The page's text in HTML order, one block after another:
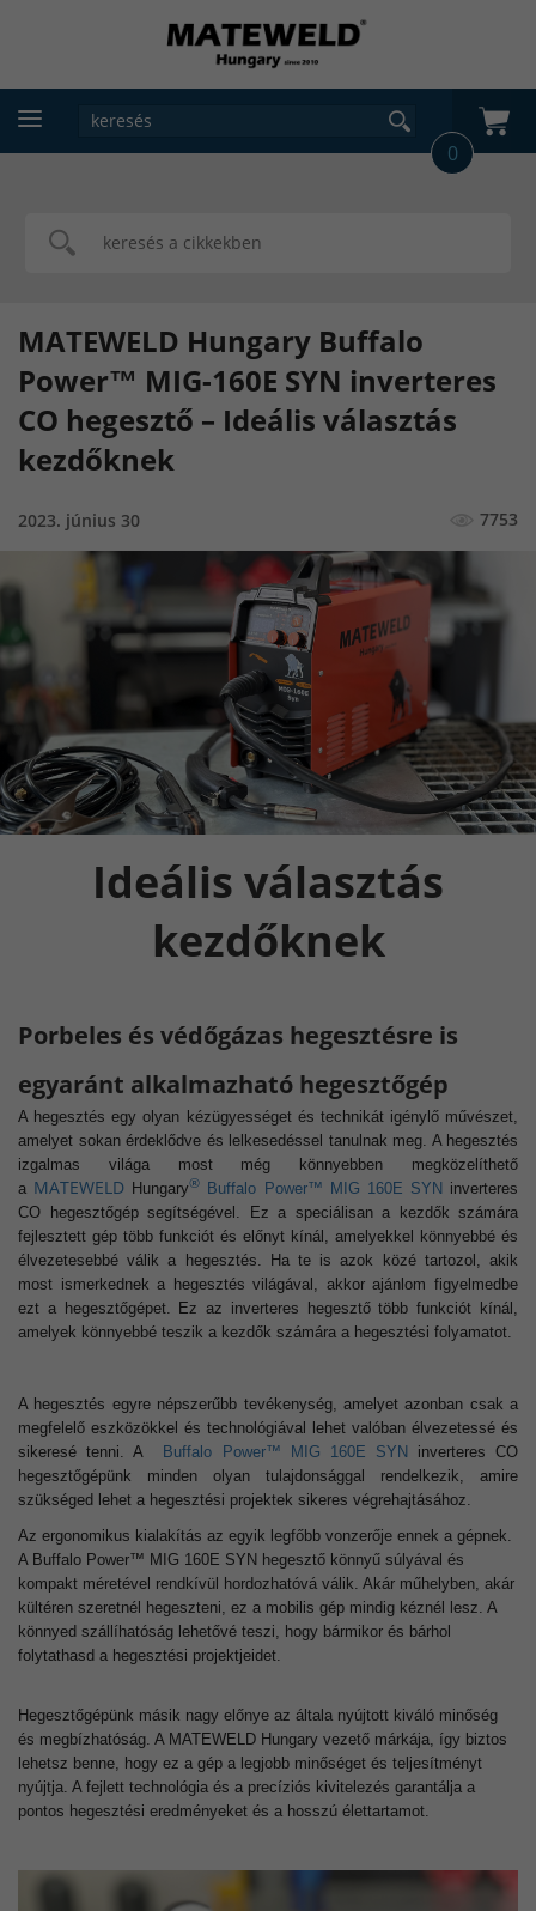
0
MATEWELD Hungary Buffalo
Power™ MIG-160E SYN inverteres
CO hegesztő – Ideális választás
kezdőknek
2023. június 30 7753
Ideális választás
kezdőknek
Porbeles és védőgázas hegesztésre is
egyaránt alkalmazható hegesztőgép
A hegesztés egy olyan kézügyességet és technikát igénylő művészet,
amelyet sokan érdeklődve és lelkesedéssel tanulnak meg. A hegesztés
izgalmas világa most még könnyebben megközelíthető
a MATEWELD Hungary® Buffalo Power™ MIG 160E SYN inverteres
CO hegesztőgép segítségével. Ez a speciálisan a kezdők számára
fejlesztett gép több funkciót és előnyt kínál, amelyekkel könnyebbé és
élvezetesebbé válik a hegesztés.
Ha te is azok közé tartozol, akik
most ismerkednek a hegesztés világával, akkor ajánlom figyelmedbe
ezt a hegesztőgépet. Ez az inverteres hegesztő több funkciót kínál,
amelyek könnyebbé teszik a kezdők számára a hegesztési folyamatot.
A hegesztés egyre népszerűbb tevékenység, amelyet azonban csak a
megfelelő eszközökkel és technológiával lehet valóban élvezetessé és
sikeresé tenni. A
Buffalo Power™ MIG 160E SYN
inverteres CO
hegesztőgépünk minden olyan tulajdonsággal rendelkezik, amire
szükséged lehet a hegesztési projektek sikeres végrehajtásához.
Az ergonomikus kialakítás az egyik legfőbb vonzerője ennek a gépnek.
A Buffalo Power™ MIG 160E SYN hegesztő könnyű súlyával és
kompakt méretével rendkívül hordozhatóvá válik. Akár műhelyben, akár
kültéren szeretnél hegeszteni, ez a mobilis gép mindig kéznél lesz. A
könnyed szállíhatóság lehetővé teszi, hogy bármikor és bárhol
folytathasd a hegesztési projektjeidet.
Hegesztőgépünk másik nagy előnye az általa nyújtott kiváló minőség
és megbízhatóság. A MATEWELD Hungary vezető márkája, így biztos
lehetsz benne, hogy ez a gép a legjobb minőséget és teljesítményt
nyújtja. A fejlett technológia és a precíziós kivitelezés garantálja a
pontos hegesztési eredményeket és a hosszú élettartamot.